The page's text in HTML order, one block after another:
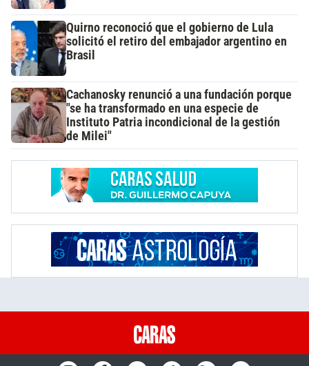
Quirno reconoció que el gobierno de Lula
solicitó el retiro del embajador argentino en
Brasil
Cachanosky renunció a una fundación porque
"se ha transformado en una especie de
Instituto Patria incondicional de la gestión
de Milei"